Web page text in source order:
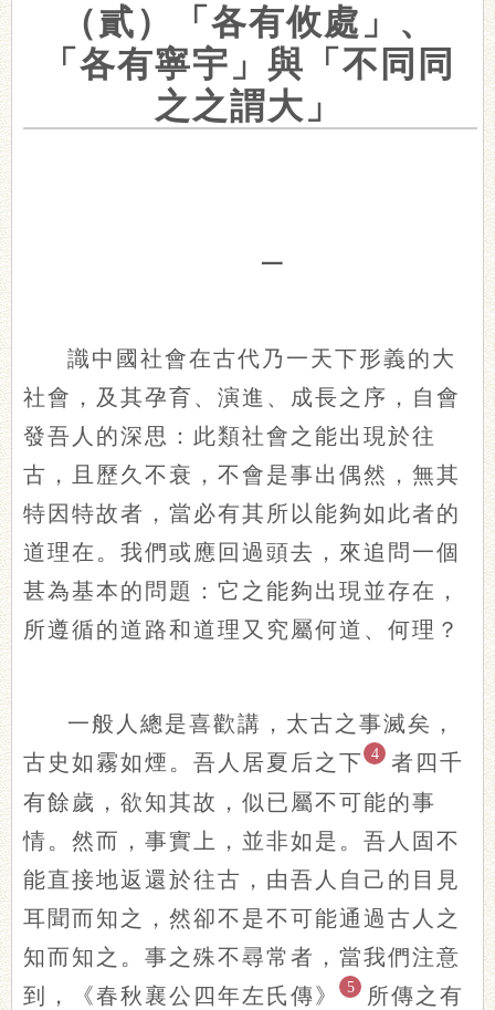
（貳）「各有攸處」、
「各有寧宇」與「不同同
之之謂大」
一
識中國社會在古代乃一天下形義的大
社會，及其孕育、演進、成長之序，自會
發吾人的深思：此類社會之能出現於往
古，且歷久不衰，不會是事出偶然，無其
特因特故者，當必有其所以能夠如此者的
道理在。我們或應回過頭去，來追問一個
甚為基本的問題：它之能夠出現並存在，
所遵循的道路和道理又究屬何道、何理？
一般人總是喜歡講，太古之事滅矣，
古史如霧如煙。吾人居夏后之下 4
者四千
有餘歲，欲知其故，似已屬不可能的事
情。然而，事實上，並非如是。吾人固不
能直接地返還於往古，由吾人自己的目見
耳聞而知之，然卻不是不可能通過古人之
知而知之。事之殊不尋常者，當我們注意
到，《春秋襄公四年左氏傳》
5
所傳之有